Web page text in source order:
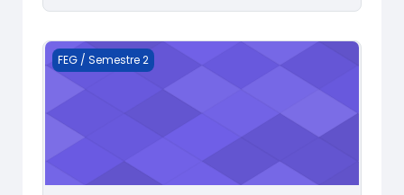
Macroéconomie
FEG / Semestre 2